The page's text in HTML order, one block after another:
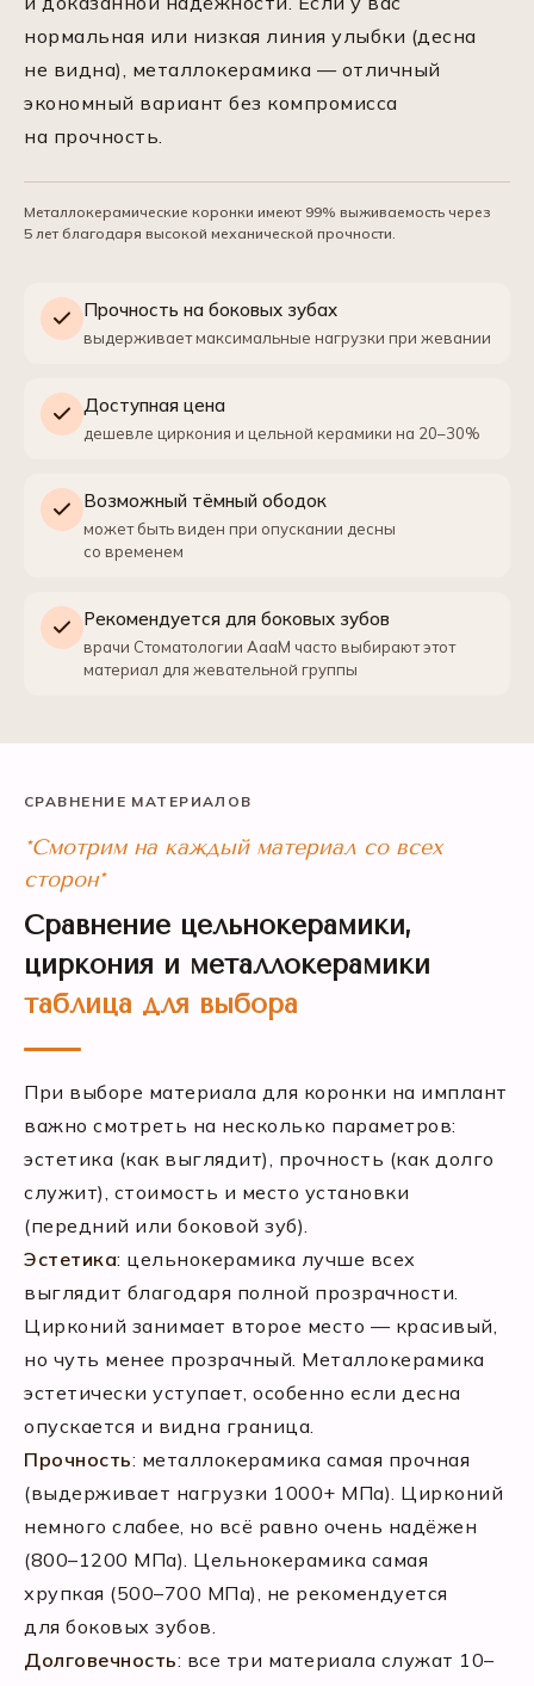
нормальная или низкая линия улыбки (десна
не видна), металлокерамика — отличный
экономный вариант без компромисса
на прочность.
Металлокерамические коронки имеют 99% выживаемость через
5 лет благодаря высокой механической прочности.
Прочность на боковых зубах
выдерживает максимальные нагрузки при жевании
Доступная цена
дешевле циркония и цельной керамики на 20–30%
Возможный тёмный ободок
может быть виден при опускании десны
со временем
Рекомендуется для боковых зубов
врачи Стоматологии АааМ часто выбирают этот
материал для жевательной группы
СРАВНЕНИЕ МАТЕРИАЛОВ
*Смотрим на каждый материал со всех
сторон*
Сравнение цельнокерамики,
циркония и металлокерамики
таблица для выбора
При выборе материала для коронки на имплант
важно смотреть на несколько параметров:
эстетика (как выглядит), прочность (как долго
служит), стоимость и место установки
(передний или боковой зуб).
Эстетика: цельнокерамика лучше всех
выглядит благодаря полной прозрачности.
Цирконий занимает второе место — красивый,
но чуть менее прозрачный. Металлокерамика
эстетически уступает, особенно если десна
опускается и видна граница.
Прочность: металлокерамика самая прочная
(выдерживает нагрузки 1000+ МПа). Цирконий
немного слабее, но всё равно очень надёжен
(800–1200 МПа). Цельнокерамика самая
хрупкая (500–700 МПа), не рекомендуется
для боковых зубов.
Долговечность: все три материала служат 10–